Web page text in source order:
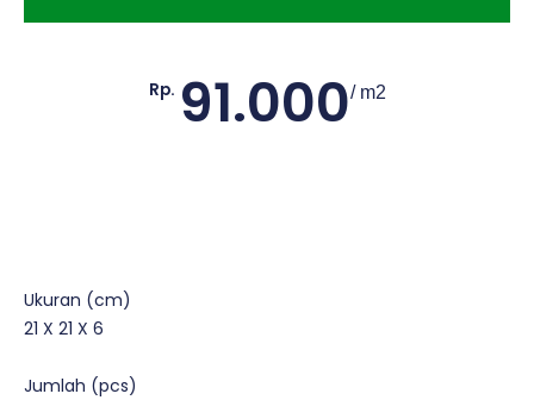
Rp. 91.000/ m2
Ukuran (cm)
21 X 21 X 6
Jumlah (pcs)